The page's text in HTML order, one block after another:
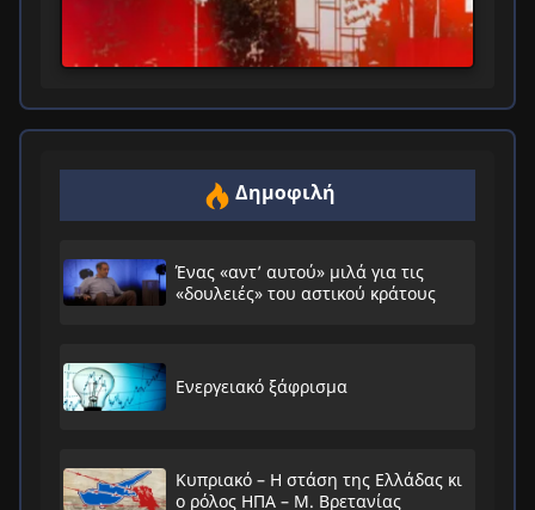
Δημοφιλή
Ένας «αντ’ αυτού» μιλά για τις
«δουλειές» του αστικού κράτους
Ενεργειακό ξάφρισμα
Κυπριακό – Η στάση της Ελλάδας κι
ο ρόλος ΗΠΑ – Μ. Βρετανίας